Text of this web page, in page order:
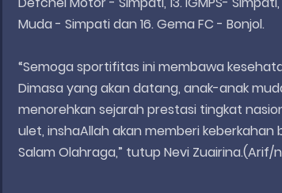
Muda - Simpati dan 16. Gema FC - Bonjol.
“Semoga sportifitas ini membawa
Dimasa yang akan datang, anak-anak
menorehkan sejarah prestasi tingkat
ulet, inshaAllah akan memberi
Salam Olahraga,” tutup Nevi Zuairina.(Arif/